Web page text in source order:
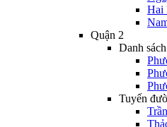
Hai
Quận 2
Danh
Tuyến